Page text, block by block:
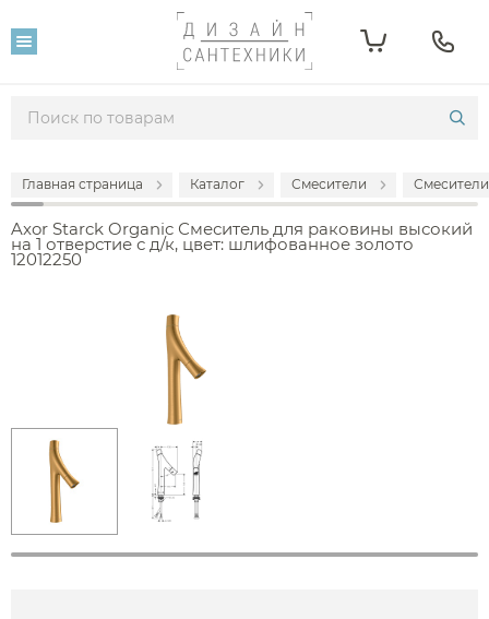
Главная страница Каталог Смесители
Axor Starck Organic Смеситель для раковины высокий
на 1 отверстие с д/к, цвет: шлифованное золото
12012250